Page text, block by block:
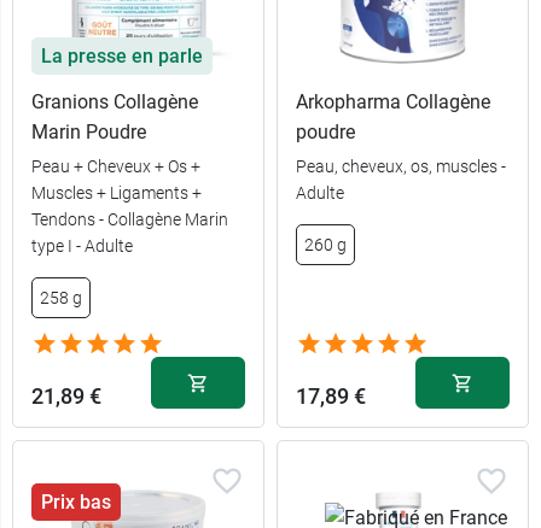
La presse en parle
Granions Collagène
Marin Poudre
Peau + Cheveux + Os +
Muscles + Ligaments +
Tendons - Collagène Marin
type I - Adulte
258 g
21,89 €
Arkopharma Collagène
poudre
Peau, cheveux, os, muscles -
Adulte
260 g
17,89 €
Prix bas